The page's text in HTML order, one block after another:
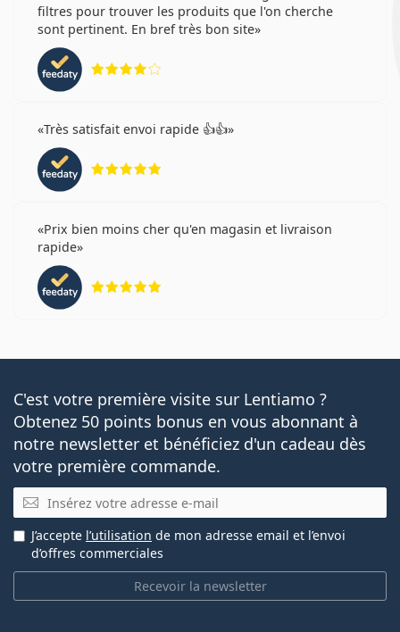
filtres pour trouver les produits que l'on cherche
sont pertinent. En bref très bon site
Très satisfait envoi rapide 👍👍
Prix bien moins cher qu'en magasin et livraison
rapide
C'est votre première visite sur Lentiamo ?
Obtenez 50 points bonus en vous abonnant à
notre newsletter et bénéficiez d'un cadeau dès
votre première commande.
E-mail
Recevoir la newsletter
J’accepte l’utilisation de mon adresse email et l’envoi
d’offres commerciales